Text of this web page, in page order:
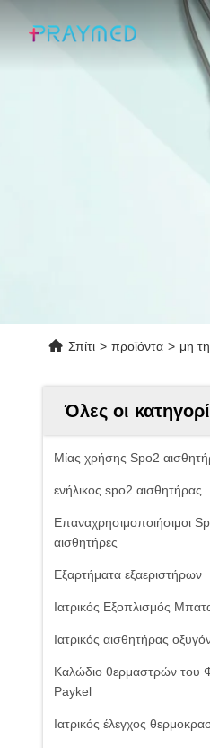
Σπίτι > προϊόντα > μη
Όλες οι
Μίας χρήσης Spo2
ενήλικος spo2 αισθητήρας
Επαναχρησιμοποιήσιμοι
αισθητήρες
Εξαρτήματα εξαεριστήρων
Ιατρικός Εξοπλισμός
Ιατρικός αισθητήρας
Καλώδιο θερμαστρών του
Paykel
Ιατρικός έλεγχος